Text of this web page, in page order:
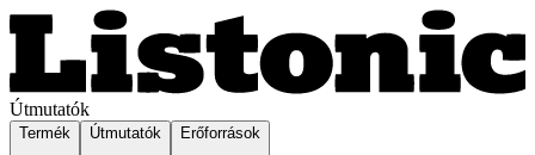
Útmutatók
Termék Útmutatók Erőforrások